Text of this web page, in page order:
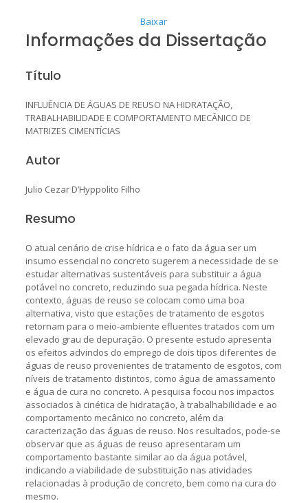
Baixar
Informações da Dissertação
Título
INFLUÊNCIA DE ÁGUAS DE REUSO NA HIDRATAÇÃO,
TRABALHABILIDADE E COMPORTAMENTO MECÂNICO DE
MATRIZES CIMENTÍCIAS
Autor
Julio Cezar D’Hyppolito Filho
Resumo
O atual cenário de crise hídrica e o fato da água ser um
insumo essencial no concreto sugerem a necessidade de se
estudar alternativas sustentáveis para substituir a água
potável no concreto, reduzindo sua pegada hídrica. Neste
contexto, águas de reuso se colocam como uma boa
alternativa, visto que estações de tratamento de esgotos
retornam para o meio-ambiente efluentes tratados com um
elevado grau de depuração. O presente estudo apresenta
os efeitos advindos do emprego de dois tipos diferentes de
águas de reuso provenientes de tratamento de esgotos, com
níveis de tratamento distintos, como água de amassamento
e água de cura no concreto. A pesquisa focou nos impactos
associados à cinética de hidratação, à trabalhabilidade e ao
comportamento mecânico no concreto, além da
caracterização das águas de reuso. Nos resultados, pode-se
observar que as águas de reuso apresentaram um
comportamento bastante similar ao da água potável,
indicando a viabilidade de substituição nas atividades
relacionadas à produção de concreto, bem como na cura do
mesmo.